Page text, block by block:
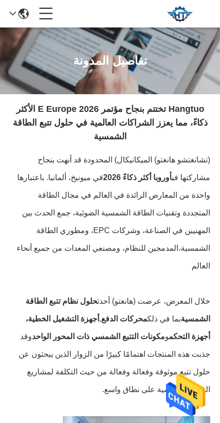
تفاصيل المدونة
Hangtuo تختتم بنجاح مؤتمر E Europe 2026 الأكثر
ذكاءً، مما يعزز الشراكات العالمية في حلول تتبع الطاقة
الشمسية
(تشانغتشو هانغتو) الميكانيكال) المحدودة قد أنهت بنجاح
مشاركتها فيأوروبا أكثر ذكاءً 2026 في ميونيخ، ألمانيا. باعتبارها
واحدة من المعارض الرائدة في العالم في مجال الطاقة
المتجددة وتقنيات الطاقة الشمسية الضوئية، جمع الحدث بين
المهنيين في الصناعة، وشركات EPC، ومطوري الطاقة
الشمسية،المدمجين للنظام، ومصنعي المعدات من جميع أنحاء
العالم
خلال المعرض، عرضت (هانغتو) أحدثحلول نظام تتبع الطاقة
الشمسيةبما في ذلكمحركات الدفع, أجهزة التشغيل الخطية،
أجهزة التحكمومكونات التتبع الشمسي ذات المحور الواحدوقد
جذبت هذه المنتجات اهتمامًا كبيرًا من الزوار الذين يبحثون عن
حلول تتبع موثوقة وفعالة وفعالة من حيث التكلفة لمشاريع
الطاقة الشمسية على نطاق واسع.